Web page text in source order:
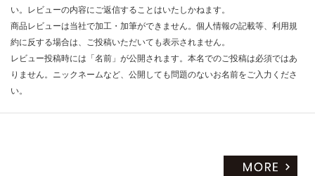
い。レビューの内容にご返信することはいたしかねます。
商品レビューは当社で加工・加筆ができません。個人情報の記載等、利用規
約に反する場合は、ご投稿いただいても表示されません。
レビュー投稿時には「名前」が公開されます。本名でのご投稿は必須ではあ
りません。ニックネームなど、公開しても問題のないお名前をご入力くださ
い。